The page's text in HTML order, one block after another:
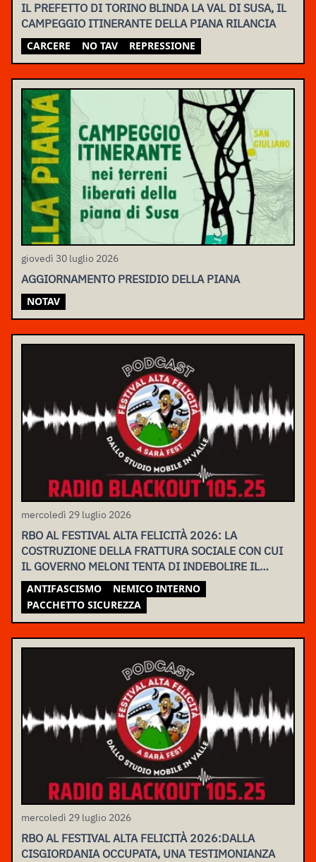
IL PREFETTO DI TORINO BLINDA LA VAL DI SUSA, IL
CAMPEGGIO ITINERANTE DELLA PIANA RILANCIA
CARCERE NO TAV REPRESSIONE
giovedì 30 luglio 2026
AGGIORNAMENTO PRESIDIO DELLA PIANA
NOTAV
mercoledì 29 luglio 2026
RBO AL FESTIVAL ALTA FELICITÀ 2026: LA
COSTRUZIONE DELLA FRATTURA SOCIALE CON CUI
IL GOVERNO MELONI TENTA DI INDEBOLIRE IL
MOVIMENTO
ANTIFASCISMO
NEMICO INTERNO
PACCHETTO SICUREZZA
mercoledì 29 luglio 2026
RBO AL FESTIVAL ALTA FELICITÀ 2026:DALLA
CISGIORDANIA OCCUPATA, UNA TESTIMONIANZA